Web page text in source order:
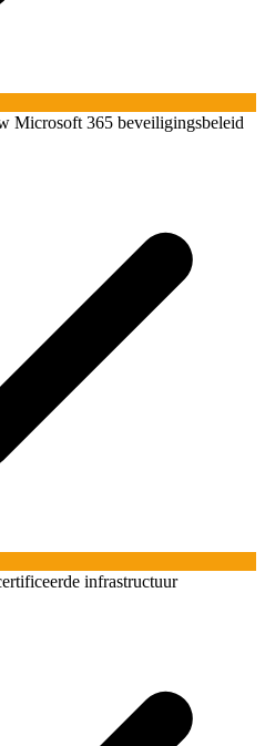
Microsoft 365 beveiligingsbeleid
infrastructuur